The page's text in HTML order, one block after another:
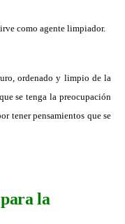
como agente limpiador.
ordenado y limpio de la
se tenga la preocupación
tener pensamientos que se
la